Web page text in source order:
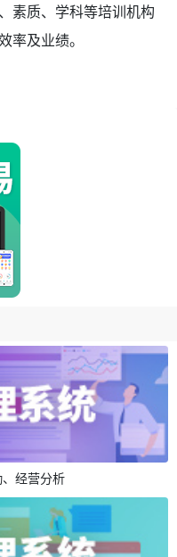
素质、学科等培训机构
率及业绩。
经营分析